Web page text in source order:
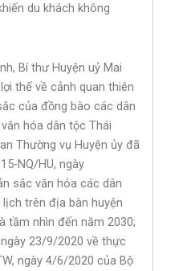
du khách không
Bí thư Huyện uỷ Mai
thế về cảnh quan thiên
của đồng bào các dân
hóa dân tộc Thái
Thường vụ Huyện ủy đã
NQ/HU, ngày
sắc văn hóa các dân
trên địa bàn huyện
tầm nhìn đến năm 2030;
23/9/2020 về thực
ngày 4/6/2020 của Bộ